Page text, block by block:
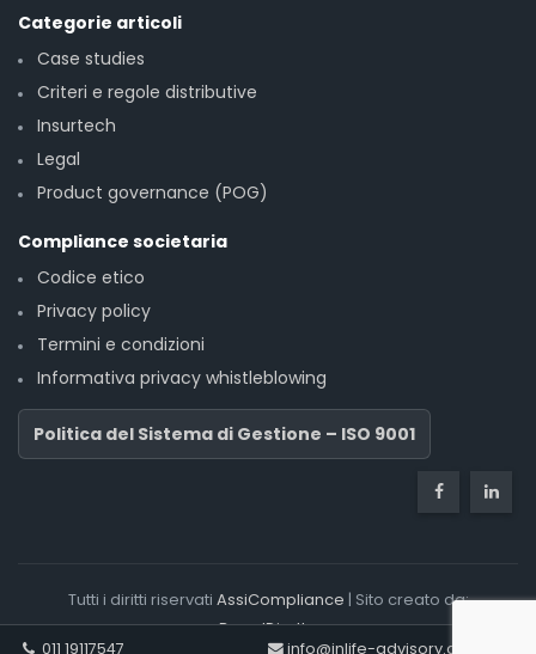
011 19117547 info@inlife-advisory.com
Categorie articoli
Case studies
Criteri e regole distributive
Insurtech
Legal
Product governance (POG)
Compliance societaria
Codice etico
Privacy policy
Termini e condizioni
Informativa privacy whistleblowing
Politica del Sistema di Gestione – ISO 9001
Tutti i diritti riservati AssiCompliance | Sito creato da:
BrandDiretto